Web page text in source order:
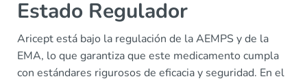
Estado Regulador
Aricept está bajo la regulación de la AEMPS y de la
EMA, lo que garantiza que este medicamento cumpla
con estándares rigurosos de eficacia y seguridad. En el